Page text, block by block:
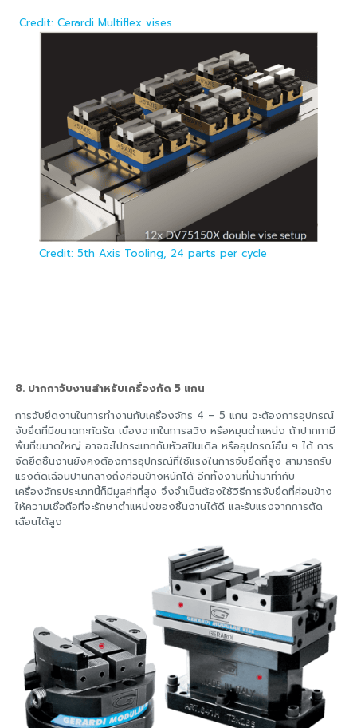
Credit: Cerardi Multiflex vises
Credit: 5th Axis Tooling, 24 parts per cycle
8. ปากกาจับงานสำหรับเครื่องกัด 5 แกน
การจับยึดงานในการทำงานกับเครื่องจักร 4 – 5 แกน จะต้องการอุปกรณ์
จับยึดที่มีขนาดกะทัดรัด เนื่องจากในการสวิง หรือหมุนตำแหน่ง ถ้าปากกามี
พื้นที่ขนาดใหญ่ อาจจะไปกระแทกกับหัวสปินเดิล หรืออุปกรณ์อื่น ๆ ได้ การ
จัดยึดชิ้นงานยังคงต้องการอุปกรณ์ที่ใช้แรงในการจับยึดที่สูง สามารถรับ
แรงตัดเฉือนปานกลางถึงค่อนข้างหนักได้ อีกทั้งงานที่นำมาทำกับ
เครื่องจักรประเภทนี้ก็มีมูลค่าที่สูง จึงจำเป็นต้องใช้วิธีการจับยึดที่ค่อนข้าง
ให้ความเชื่อถือที่จะรักษาตำแหน่งของชิ้นงานได้ดี และรับแรงจากการตัด
เฉือนได้สูง